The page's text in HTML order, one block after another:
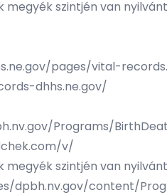
megyék szintjén van
pages/vital-
dhhs.ne.gov/
Programs/
v/
megyék szintjén van
dpbh.nv.gov/content/